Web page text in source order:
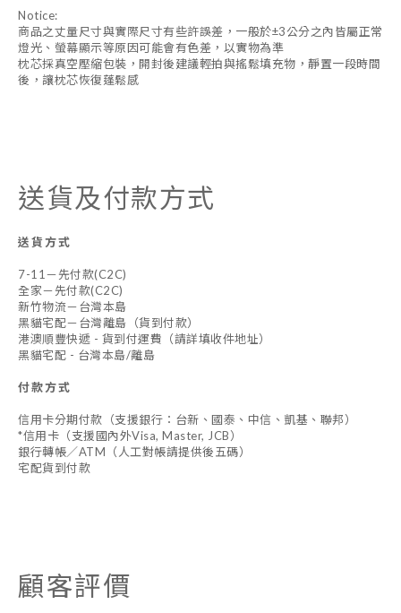
Notice:
商品之丈量尺寸與實際尺寸有些許誤差，一般於±3公分之內皆屬正常
燈光、螢幕顯示等原因可能會有色差，以實物為準
枕芯採真空壓縮包裝，開封後建議輕拍與搖鬆填充物，靜置一段時間
後，讓枕芯恢復蓬鬆感
送貨及付款方式
送貨方式
7-11－先付款(C2C)
全家－先付款(C2C)
新竹物流－台灣本島
黑貓宅配－台灣離島（貨到付款）
港澳順豐快遞 - 貨到付運費（請詳填收件地址）
黑貓宅配 - 台灣本島/離島
付款方式
信用卡分期付款（支援銀行：台新、國泰、中信、凱基、聯邦）
*信用卡（支援國內外Visa, Master, JCB）
銀行轉帳／ATM（人工對帳請提供後五碼）
宅配貨到付款
顧客評價